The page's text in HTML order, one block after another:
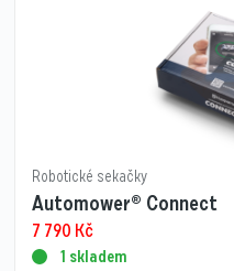
Robotické sekačky
Automower® Connect
7 790 Kč
1 skladem